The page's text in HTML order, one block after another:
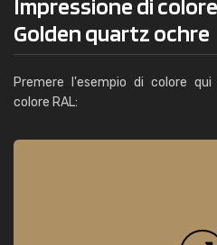
Impressione di
Golden quartz ochre
Premere l'esempio di colore
colore RAL: